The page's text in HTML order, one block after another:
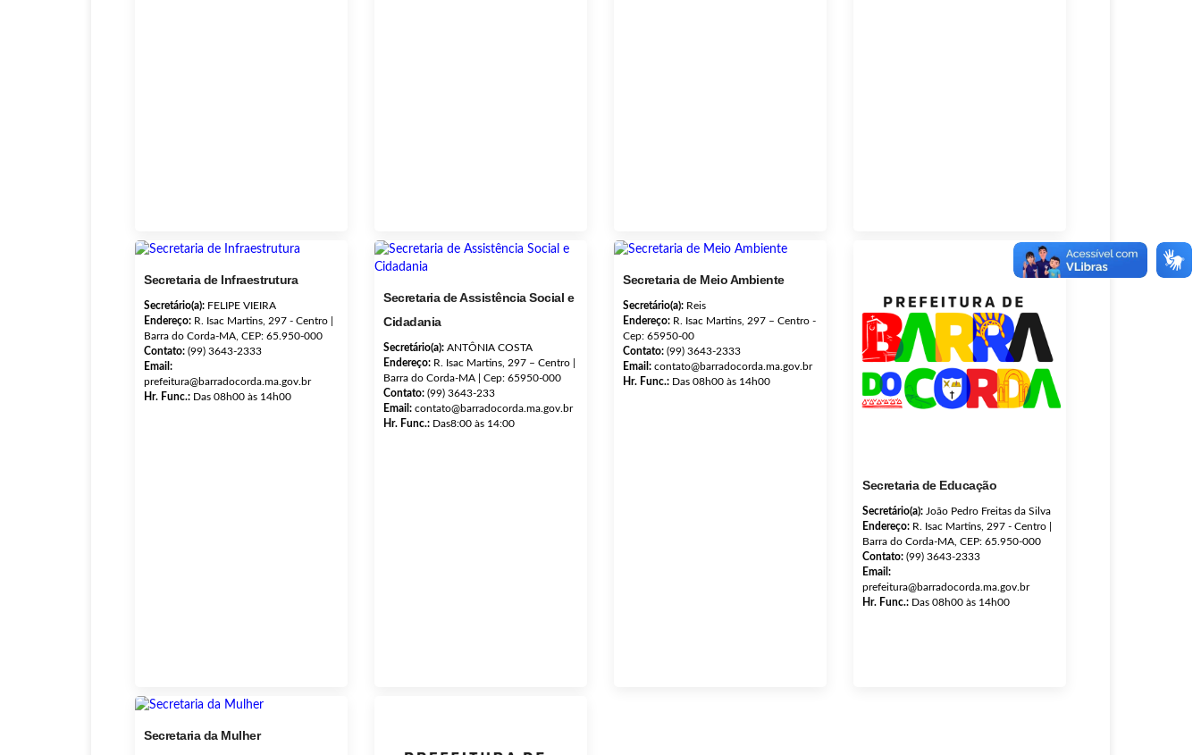
Secretaria de Infraestrutura
Secretário(a): FELIPE VIEIRA
Endereço: R. Isac Martins, 297 - Centro |
Barra do Corda-MA, CEP: 65.950-000
Contato: (99) 3643-2333
Email:
prefeitura@barradocorda.ma.gov.br
Hr. Func.: Das 08h00 às 14h00
Secretaria de Assistência Social e
Cidadania
Secretário(a): ANTÔNIA COSTA
Endereço: R. Isac Martins, 297 – Centro |
Barra do Corda-MA | Cep: 65950-000
Contato: (99) 3643-233
Email: contato@barradocorda.ma.gov.br
Hr. Func.: Das8:00 às 14:00
Secretaria de Meio Ambiente
Secretário(a): Reis
Endereço: R. Isac Martins, 297 – Centro -
Cep: 65950-00
Contato: (99) 3643-2333
Email: contato@barradocorda.ma.gov.br
Hr. Func.: Das 08h00 às 14h00
Secretaria de Educação
Secretário(a): João Pedro Freitas da Silva
Endereço: R. Isac Martins, 297 - Centro |
Barra do Corda-MA, CEP: 65.950-000
Contato: (99) 3643-2333
Email:
prefeitura@barradocorda.ma.gov.br
Hr. Func.: Das 08h00 às 14h00
Secretaria da Mulher